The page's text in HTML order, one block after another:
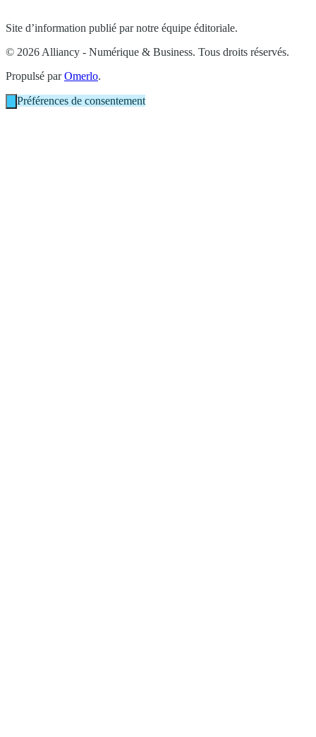
Site d’information publié par notre équipe éditoriale.
© 2026 Alliancy - Numérique & Business. Tous droits réservés.
Propulsé parOmerlo.
Préférences de consentement